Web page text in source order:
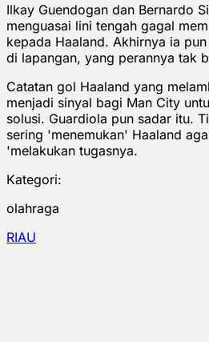
Ilkay Guendogan dan Bernardo
menguasai lini tengah gagal
kepada Haaland. Akhirnya ia
di lapangan, yang perannya tak
Catatan gol Haaland yang
menjadi sinyal bagi Man City
solusi. Guardiola pun sadar itu.
sering 'menemukan' Haaland
'melakukan tugasnya.
Kategori:
olahraga
RIAU